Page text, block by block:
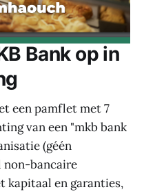
Bank op in
een pamflet met 7
van een "mkb bank
(géén
non-bancaire
kapitaal en garanties,